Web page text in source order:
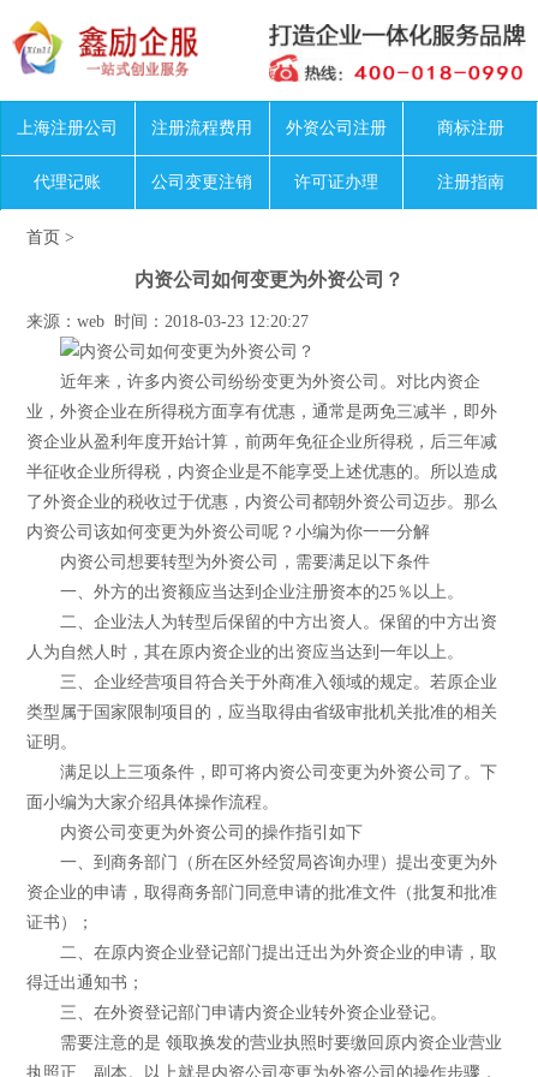
上海注册公司 注册流程费用 外资公司注册 商标注册
代理记账 公司变更注销 许可证办理 注册指南
首页 >
内资公司如何变更为外资公司？
来源：web 时间：2018-03-23 12:20:27
近年来，许多内资公司纷纷变更为外资公司。对比内资企
业，外资企业在所得税方面享有优惠，通常是两免三减半，即外
资企业从盈利年度开始计算，前两年免征企业所得税，后三年减
半征收企业所得税，内资企业是不能享受上述优惠的。所以造成
了外资企业的税收过于优惠，内资公司都朝外资公司迈步。那么
内资公司该如何变更为外资公司呢？小编为你一一分解
内资公司想要转型为外资公司，需要满足以下条件
一、外方的出资额应当达到企业注册资本的25％以上。
二、企业法人为转型后保留的中方出资人。保留的中方出资
人为自然人时，其在原内资企业的出资应当达到一年以上。
三、企业经营项目符合关于外商准入领域的规定。若原企业
类型属于国家限制项目的，应当取得由省级审批机关批准的相关
证明。
满足以上三项条件，即可将内资公司变更为外资公司了。下
面小编为大家介绍具体操作流程。
内资公司变更为外资公司的操作指引如下
一、到商务部门（所在区外经贸局咨询办理）提出变更为外
资企业的申请，取得商务部门同意申请的批准文件（批复和批准
证书）；
二、在原内资企业登记部门提出迁出为外资企业的申请，取
得迁出通知书；
三、在外资登记部门申请内资企业转外资企业登记。
需要注意的是 领取换发的营业执照时要缴回原内资企业营业
执照正、副本。以上就是内资公司变更为外资公司的操作步骤，